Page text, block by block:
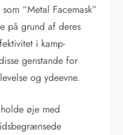
“Metal Facemask”
på grund af deres
i kamp-
genstande for
og ydeevne.
øje med